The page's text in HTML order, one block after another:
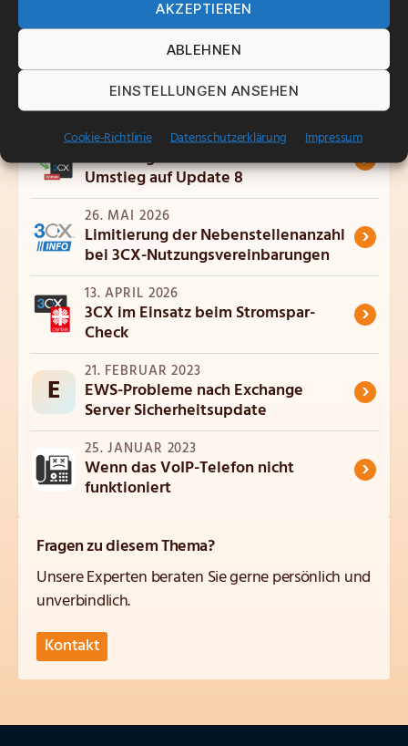
AKZEPTIEREN
ABLEHNEN
EINSTELLUNGEN ANSEHEN
Cookie-Richtlinie Datenschutzerklärung Impressum
Verwandte Artikel
15. JUNI 2026
Handlungsbedarf für 3CX-Kunden:
Umstieg auf Update 8 ›
26. MAI 2026
Limitierung der Nebenstellenanzahl
bei 3CX-Nutzungsvereinbarungen ›
13. APRIL 2026
3CX im Einsatz beim Stromspar-
Check
›
E
21. FEBRUAR 2023
EWS-Probleme nach Exchange
Server Sicherheitsupdate ›
25. JANUAR 2023
Wenn das VoIP-Telefon nicht
funktioniert ›
Fragen zu diesem Thema?
Unsere Experten beraten Sie gerne persönlich und
unverbindlich.
Kontakt